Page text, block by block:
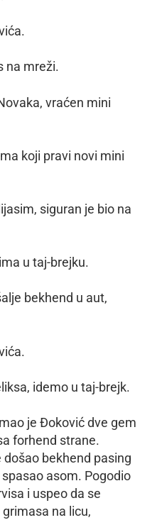
na mreži.
vraćen mini
koji pravi novi mini
siguran je bio na
u taj-brejku.
bekhend u aut,
idemo u taj-brejk.
je Đoković dve gem
forhend strane.
bekhend pasing
asom. Pogodio
i uspeo da se
na licu,